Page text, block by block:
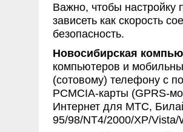
Важно, чтобы
зависеть как скорость
безопасность.
Новосибирская
компьютеров и
(сотовому) телефону с
PCMCIA-карты (GPRS-
Интернет для МТС,
95/98/NT4/2000/XP/Vista/